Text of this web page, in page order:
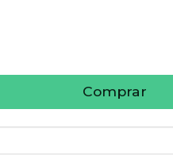
Comprar